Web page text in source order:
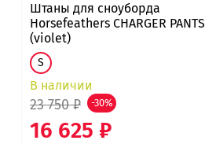
Штаны для сноуборда
Horsefeathers CHARGER PANTS
(violet)
S
В наличии
23 750 ₽ -30%
16 625 ₽